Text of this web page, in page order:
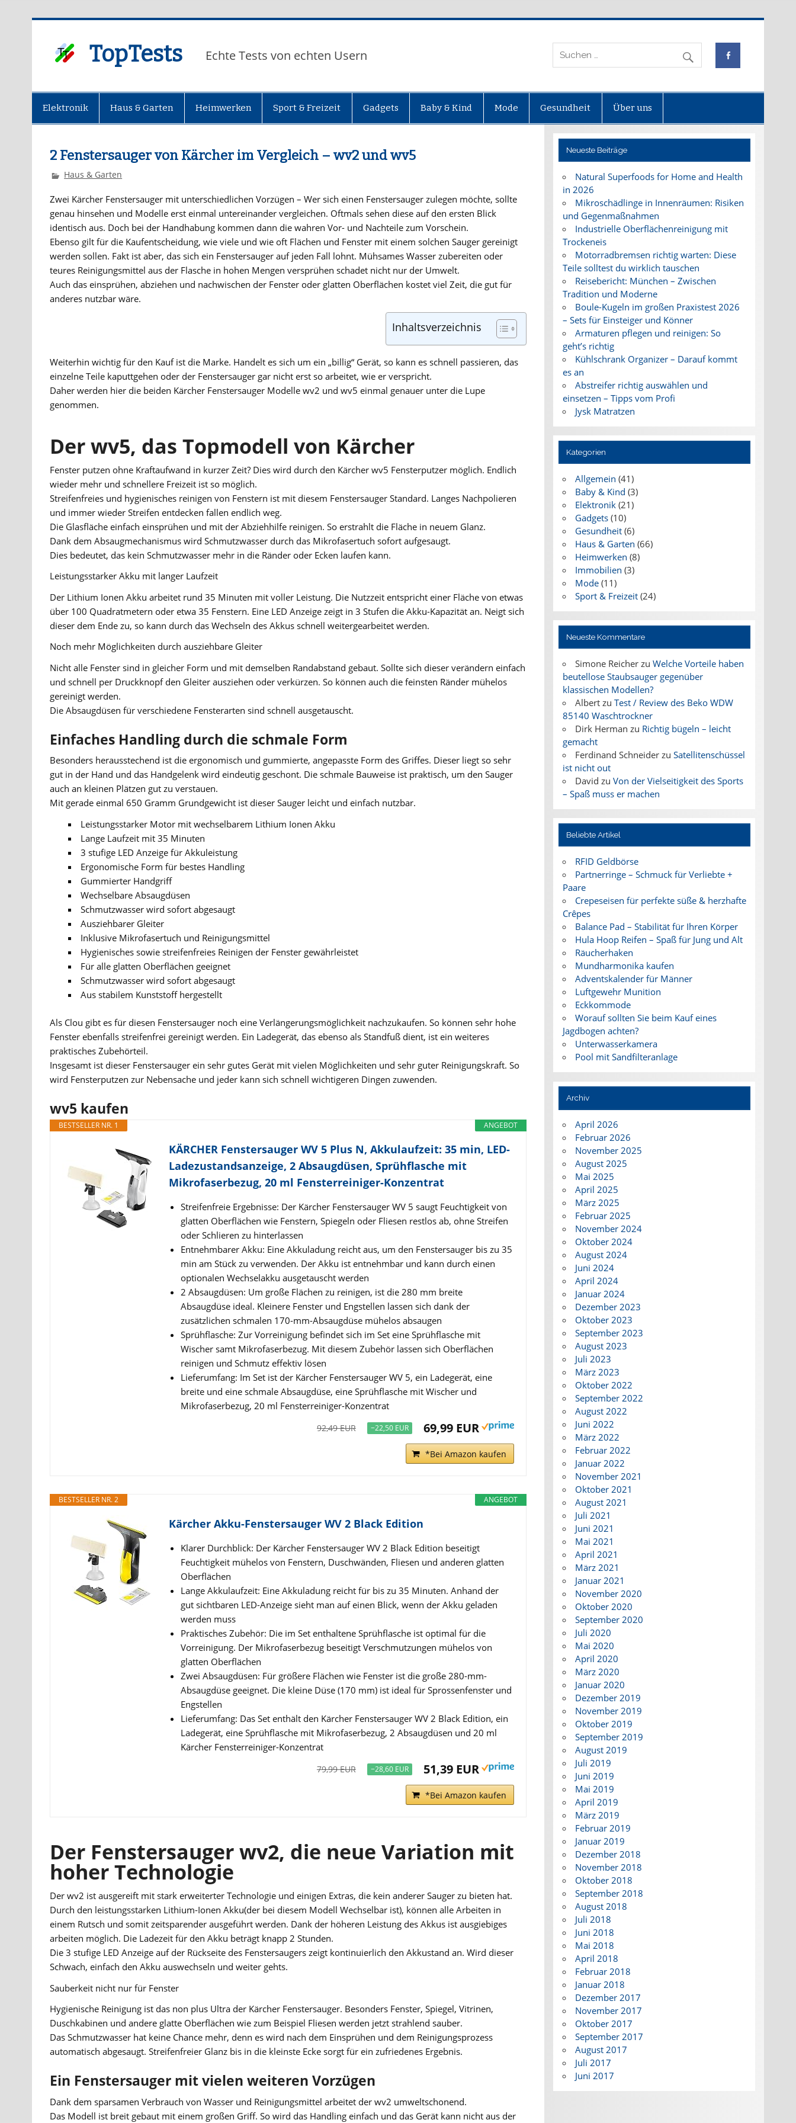
TopTests Echte Tests von echten Usern
Elektronik Haus & Garten Heimwerken Sport & Freizeit Gadgets Baby & Kind Mode Gesundheit Über uns
2 Fenstersauger von Kärcher im Vergleich – wv2 und wv5
Haus & Garten
Zwei Kärcher Fenstersauger mit unterschiedlichen Vorzügen – Wer sich einen Fenstersauger zulegen möchte, sollte
genau hinsehen und Modelle erst einmal untereinander vergleichen. Oftmals sehen diese auf den ersten Blick
identisch aus. Doch bei der Handhabung kommen dann die wahren Vor- und Nachteile zum Vorschein.
Ebenso gilt für die Kaufentscheidung, wie viele und wie oft Flächen und Fenster mit einem solchen Sauger gereinigt
werden sollen. Fakt ist aber, das sich ein Fenstersauger auf jeden Fall lohnt. Mühsames Wasser zubereiten oder
teures Reinigungsmittel aus der Flasche in hohen Mengen versprühen schadet nicht nur der Umwelt.
Auch das einsprühen, abziehen und nachwischen der Fenster oder glatten Oberflächen kostet viel Zeit, die gut für
anderes nutzbar wäre.
Inhaltsverzeichnis
Weiterhin wichtig für den Kauf ist die Marke. Handelt es sich um ein „billig“ Gerät, so kann es schnell passieren, das
einzelne Teile kaputtgehen oder der Fenstersauger gar nicht erst so arbeitet, wie er verspricht.
Daher werden hier die beiden Kärcher Fenstersauger Modelle wv2 und wv5 einmal genauer unter die Lupe
genommen.
Der wv5, das Topmodell von Kärcher
Fenster putzen ohne Kraftaufwand in kurzer Zeit? Dies wird durch den Kärcher wv5 Fensterputzer möglich. Endlich
wieder mehr und schnellere Freizeit ist so möglich.
Streifenfreies und hygienisches reinigen von Fenstern ist mit diesem Fenstersauger Standard. Langes Nachpolieren
und immer wieder Streifen entdecken fallen endlich weg.
Die Glasfläche einfach einsprühen und mit der Abziehhilfe reinigen. So erstrahlt die Fläche in neuem Glanz.
Dank dem Absaugmechanismus wird Schmutzwasser durch das Mikrofasertuch sofort aufgesaugt.
Dies bedeutet, das kein Schmutzwasser mehr in die Ränder oder Ecken laufen kann.
Leistungsstarker Akku mit langer Laufzeit
Der Lithium Ionen Akku arbeitet rund 35 Minuten mit voller Leistung. Die Nutzzeit entspricht einer Fläche von etwas
über 100 Quadratmetern oder etwa 35 Fenstern. Eine LED Anzeige zeigt in 3 Stufen die Akku-Kapazität an. Neigt sich
dieser dem Ende zu, so kann durch das Wechseln des Akkus schnell weitergearbeitet werden.
Noch mehr Möglichkeiten durch ausziehbare Gleiter
Nicht alle Fenster sind in gleicher Form und mit demselben Randabstand gebaut. Sollte sich dieser verändern einfach
und schnell per Druckknopf den Gleiter ausziehen oder verkürzen. So können auch die feinsten Ränder mühelos
gereinigt werden.
Die Absaugdüsen für verschiedene Fensterarten sind schnell ausgetauscht.
Einfaches Handling durch die schmale Form
Besonders herausstechend ist die ergonomisch und gummierte, angepasste Form des Griffes. Dieser liegt so sehr
gut in der Hand und das Handgelenk wird eindeutig geschont. Die schmale Bauweise ist praktisch, um den Sauger
auch an kleinen Plätzen gut zu verstauen.
Mit gerade einmal 650 Gramm Grundgewicht ist dieser Sauger leicht und einfach nutzbar.
Leistungsstarker Motor mit wechselbarem Lithium Ionen Akku
Lange Laufzeit mit 35 Minuten
3 stufige LED Anzeige für Akkuleistung
Ergonomische Form für bestes Handling
Gummierter Handgriff
Wechselbare Absaugdüsen
Schmutzwasser wird sofort abgesaugt
Ausziehbarer Gleiter
Inklusive Mikrofasertuch und Reinigungsmittel
Hygienisches sowie streifenfreies Reinigen der Fenster gewährleistet
Für alle glatten Oberflächen geeignet
Schmutzwasser wird sofort abgesaugt
Aus stabilem Kunststoff hergestellt
Als Clou gibt es für diesen Fenstersauger noch eine Verlängerungsmöglichkeit nachzukaufen. So können sehr hohe
Fenster ebenfalls streifenfrei gereinigt werden. Ein Ladegerät, das ebenso als Standfuß dient, ist ein weiteres
praktisches Zubehörteil.
Insgesamt ist dieser Fenstersauger ein sehr gutes Gerät mit vielen Möglichkeiten und sehr guter Reinigungskraft. So
wird Fensterputzen zur Nebensache und jeder kann sich schnell wichtigeren Dingen zuwenden.
wv5 kaufen
ANGEBOT
BESTSELLER NR. 1
KÄRCHER Fenstersauger WV 5 Plus N, Akkulaufzeit: 35 min, LED-
Ladezustandsanzeige, 2 Absaugdüsen, Sprühflasche mit
Mikrofaserbezug, 20 ml Fensterreiniger-Konzentrat
Streifenfreie Ergebnisse: Der Kärcher Fenstersauger WV 5 saugt Feuchtigkeit von
glatten Oberflächen wie Fenstern, Spiegeln oder Fliesen restlos ab, ohne Streifen
oder Schlieren zu hinterlassen
Entnehmbarer Akku: Eine Akkuladung reicht aus, um den Fenstersauger bis zu 35
min am Stück zu verwenden. Der Akku ist entnehmbar und kann durch einen
optionalen Wechselakku ausgetauscht werden
2 Absaugdüsen: Um große Flächen zu reinigen, ist die 280 mm breite
Absaugdüse ideal. Kleinere Fenster und Engstellen lassen sich dank der
zusätzlichen schmalen 170-mm-Absaugdüse mühelos absaugen
Sprühflasche: Zur Vorreinigung befindet sich im Set eine Sprühflasche mit
Wischer samt Mikrofaserbezug. Mit diesem Zubehör lassen sich Oberflächen
reinigen und Schmutz effektiv lösen
Lieferumfang: Im Set ist der Kärcher Fenstersauger WV 5, ein Ladegerät, eine
breite und eine schmale Absaugdüse, eine Sprühflasche mit Wischer und
Mikrofaserbezug, 20 ml Fensterreiniger-Konzentrat
92,49 EUR −22,50 EUR 69,99 EUR
*Bei Amazon kaufen
ANGEBOT
BESTSELLER NR. 2
Kärcher Akku-Fenstersauger WV 2 Black Edition
Klarer Durchblick: Der Kärcher Fenstersauger WV 2 Black Edition beseitigt
Feuchtigkeit mühelos von Fenstern, Duschwänden, Fliesen und anderen glatten
Oberflächen
Lange Akkulaufzeit: Eine Akkuladung reicht für bis zu 35 Minuten. Anhand der
gut sichtbaren LED-Anzeige sieht man auf einen Blick, wenn der Akku geladen
werden muss
Praktisches Zubehör: Die im Set enthaltene Sprühflasche ist optimal für die
Vorreinigung. Der Mikrofaserbezug beseitigt Verschmutzungen mühelos von
glatten Oberflächen
Zwei Absaugdüsen: Für größere Flächen wie Fenster ist die große 280-mm-
Absaugdüse geeignet. Die kleine Düse (170 mm) ist ideal für Sprossenfenster und
Engstellen
Lieferumfang: Das Set enthält den Kärcher Fenstersauger WV 2 Black Edition, ein
Ladegerät, eine Sprühflasche mit Mikrofaserbezug, 2 Absaugdüsen und 20 ml
Kärcher Fensterreiniger-Konzentrat
79,99 EUR −28,60 EUR 51,39 EUR
*Bei Amazon kaufen
Der Fenstersauger wv2, die neue Variation mit
hoher Technologie
Der wv2 ist ausgereift mit stark erweiterter Technologie und einigen Extras, die kein anderer Sauger zu bieten hat.
Durch den leistungsstarken Lithium-Ionen Akku(der bei diesem Modell Wechselbar ist), können alle Arbeiten in
einem Rutsch und somit zeitsparender ausgeführt werden. Dank der höheren Leistung des Akkus ist ausgiebiges
arbeiten möglich. Die Ladezeit für den Akku beträgt knapp 2 Stunden.
Die 3 stufige LED Anzeige auf der Rückseite des Fenstersaugers zeigt kontinuierlich den Akkustand an. Wird dieser
Schwach, einfach den Akku auswechseln und weiter gehts.
Sauberkeit nicht nur für Fenster
Hygienische Reinigung ist das non plus Ultra der Kärcher Fenstersauger. Besonders Fenster, Spiegel, Vitrinen,
Duschkabinen und andere glatte Oberflächen wie zum Beispiel Fliesen werden jetzt strahlend sauber.
Das Schmutzwasser hat keine Chance mehr, denn es wird nach dem Einsprühen und dem Reinigungsprozess
automatisch abgesaugt. Streifenfreier Glanz bis in die kleinste Ecke sorgt für ein zufriedenes Ergebnis.
Ein Fenstersauger mit vielen weiteren Vorzügen
Dank dem sparsamen Verbrauch von Wasser und Reinigungsmittel arbeitet der wv2 umweltschonend.
Das Modell ist breit gebaut mit einem großen Griff. So wird das Handling einfach und das Gerät kann nicht aus der
Neueste Beiträge
Natural Superfoods for Home and Health
in 2026
Mikroschädlinge in Innenräumen: Risiken
und Gegenmaßnahmen
Industrielle Oberflächenreinigung mit
Trockeneis
Motorradbremsen richtig warten: Diese
Teile solltest du wirklich tauschen
Reisebericht: München – Zwischen
Tradition und Moderne
Boule-Kugeln im großen Praxistest 2026
– Sets für Einsteiger und Könner
Armaturen pflegen und reinigen: So
geht’s richtig
Kühlschrank Organizer – Darauf kommt
es an
Abstreifer richtig auswählen und
einsetzen – Tipps vom Profi
Jysk Matratzen
Kategorien
Allgemein (41)
Baby & Kind (3)
Elektronik(21)
Gadgets(10)
Gesundheit(6)
Haus & Garten (66)
Heimwerken (8)
Immobilien (3)
Mode(11)
Sport & Freizeit(24)
Neueste Kommentare
Simone Reicherzu Welche Vorteile haben
beutellose Staubsauger gegenüber
klassischen Modellen?
Albertzu Test / Review des Beko WDW
85140 Waschtrockner
Dirk Herman zu Richtig bügeln – leicht
gemacht
Ferdinand Schneiderzu Satellitenschüssel
ist nicht out
David zu Von der Vielseitigkeit des Sports
– Spaß muss er machen
Beliebte Artikel
RFID Geldbörse
Partnerringe – Schmuck für Verliebte +
Paare
Crepeseisen für perfekte süße & herzhafte
Crêpes
Balance Pad – Stabilität für Ihren Körper
Hula Hoop Reifen – Spaß für Jung und Alt
Räucherhaken
Mundharmonika kaufen
Adventskalender für Männer
Luftgewehr Munition
Eckkommode
Worauf sollten Sie beim Kauf eines
Jagdbogen achten?
Unterwasserkamera
Pool mit Sandfilteranlage
Archiv
April 2026
Februar 2026
November 2025
August 2025
Mai 2025
April 2025
März 2025
Februar 2025
November 2024
Oktober 2024
August 2024
Juni 2024
April 2024
Januar 2024
Dezember 2023
Oktober 2023
September 2023
August 2023
Juli 2023
März 2023
Oktober 2022
September 2022
August 2022
Juni 2022
März 2022
Februar 2022
Januar 2022
November 2021
Oktober 2021
August 2021
Juli 2021
Juni 2021
Mai 2021
April 2021
März 2021
Januar 2021
November 2020
Oktober 2020
September 2020
Juli 2020
Mai 2020
April 2020
März 2020
Januar 2020
Dezember 2019
November 2019
Oktober 2019
September 2019
August 2019
Juli 2019
Juni 2019
Mai 2019
April 2019
März 2019
Februar 2019
Januar 2019
Dezember 2018
November 2018
Oktober 2018
September 2018
August 2018
Juli 2018
Juni 2018
Mai 2018
April 2018
Februar 2018
Januar 2018
Dezember 2017
November 2017
Oktober 2017
September 2017
August 2017
Juli 2017
Juni 2017